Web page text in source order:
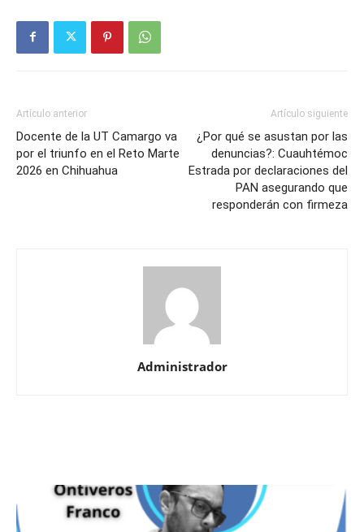
Artículo anterior
Docente de la UT Camargo va
por el triunfo en el Reto Marte
2026 en Chihuahua
Artículo siguiente
¿Por qué se asustan por las
denuncias?: Cuauhtémoc
Estrada por declaraciones del
PAN asegurando que
responderán con firmeza
Administrador